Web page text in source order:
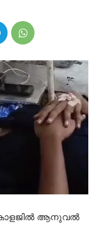
കോളജില്‍ ആനുവല്‍